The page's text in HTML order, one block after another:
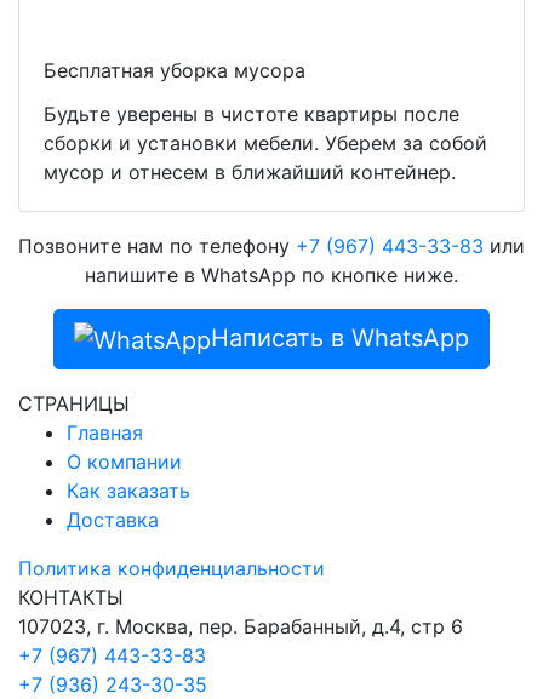
Бесплатная уборка мусора
Будьте уверены в чистоте квартиры после
сборки и установки мебели. Уберем за собой
мусор и отнесем в ближайший контейнер.
Позвоните нам по телефону +7 (967) 443-33-83 или
напишите в WhatsApp по кнопке ниже.
Написать в WhatsApp
СТРАНИЦЫ
Главная
О компании
Как заказать
Доставка
Политика конфиденциальности
КОНТАКТЫ
107023, г. Москва, пер. Барабанный, д.4, стр 6
+7 (967) 443-33-83
+7 (936) 243-30-35